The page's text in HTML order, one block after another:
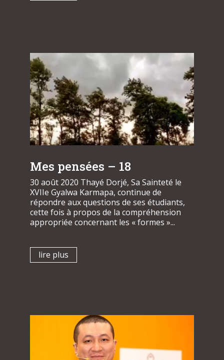
Mes pensées – 18
30 août 2020 Thayé Dorjé, Sa Sainteté le
XVIIe Gyalwa Karmapa, continue de
répondre aux questions de ses étudiants,
cette fois à propos de la compréhension
appropriée concernant les « formes »...
lire plus